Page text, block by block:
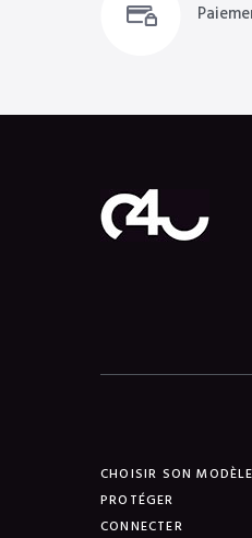
CHOISIR SON MODÈLE
PROTÉGER
CONNECTER